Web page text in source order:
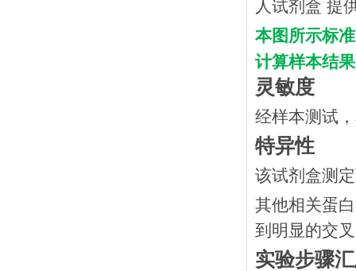
本图所示标
计算样本结果
灵敏度
经样本测试
特异性
该试剂盒测
其他相关蛋
到明显的交
实验步骤